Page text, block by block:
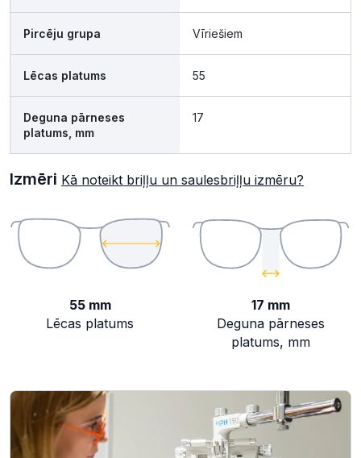
Pircēju grupa Vīriešiem
Lēcas platums 55
Deguna pārneses
platums, mm
17
Izmēri Kā noteikt briļļu un saulesbriļļu izmēru?
55 mm
Lēcas platums
17 mm
Deguna pārneses
platums, mm